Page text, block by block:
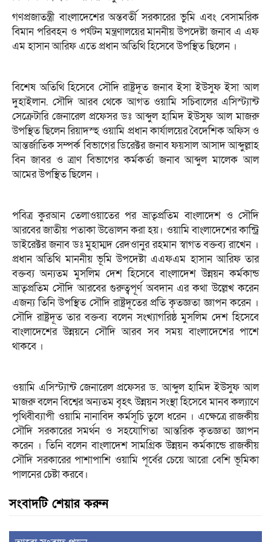
গণপ্রজাতন্ত্রী বাংলাদেশের অন্তবর্তী সরকারের ভুমি এবং বেসামরিক
বিমান পরিবহন ও পর্যটন মন্ত্রণালয়ের মাননীয় উপদেষ্টা জনাব এ এফ
এম হাসান আরিফ এতে প্রধান অতিথি হিসেবে উপস্থিত ছিলেন ।
বিশেষ অতিথি হিসেবে সৌদি রাষ্ট্রদূত জনাব ইসা ইউসুফ ইসা আল
দুহাইলান. সৌদি আরব থেকে আগত ওয়ামি সচিবালের এসিস্ট্যান্ট
সেক্রেটারি জেনারেল প্রফেসর ডঃ আব্দুল হামিদ ইউসুফ আল মাজরু
উপস্থিত ছিলেন রিয়াদস্হ ওয়ামি প্রধান কার্যালয়ের বৈদেশিক অফিস ও
আন্তর্জাতিক সম্পর্ক বিভাগের ডিরেক্টর জনাব ফয়সাল আসাদ আব্দুল্লাহ
বিন জাবর ও ত্রাণ বিভাগের কর্মকর্তা জনাব আব্দুল মালেক আল
আমের উপস্থিত ছিলেন ।
পবিত্র কুরআন তেলাওয়াতের পর ভ্রাতৃপ্রতিম বাংলাদেশ ও সৌদি
আরবের জাতীয় পতাকা উত্তোলন করা হয়। ওয়ামি বাংলাদেশের কান্ট্রি
ডাইরেক্টর জনাব ডঃ মুহাম্মদ রেদওানুর রহমান স্বাগত বক্তব্য রাখেন ।
প্রধান অতিথি মাননীয় ভূমি উপদেষ্টা এএফএম হাসান আরিফ তার
বক্তব্য অন্যতম মুসলিম দেশ হিসেবে বাংলাদেশ উন্নয়ন কর্মকান্ড
ভ্রাতৃপ্রতিম সৌদি আরবের গুরুত্বপূর্ণ অবদান এর কথা উল্লেখ করেন
এজন্য তিনি উপস্থিত সৌদি রাষ্ট্রদূতের প্রতি কৃতজ্ঞতা জ্ঞাপন করেন ।
সৌদি রাষ্ট্রদূত তার বক্তব্য বলেন সংখ্যাগরিষ্ঠ মুসলিম দেশ হিসেবে
বাংলাদেশের উন্নয়নে সৌদি আরব সব সময় বাংলাদেশের পাশে
থাকবে ।
ওয়ামি এসিস্ট্যান্ট জেনারেল প্রফেসর ড. আব্দুল হামিদ ইউসুফ আল
মাজরু বলেন বিশ্বের অন্যতম বৃহৎ উন্নয়ন সংস্থা হিসেবে মানব কল্যাণে
পৃথিবীব্যাপী ওয়ামি নানাবিদ কর্মসূচি তুলে ধরেন । এক্ষেত্রে রাজকীয়
সৌদি সরকারের সমর্থন ও সহযোগিতা আন্তরিক কৃতজ্ঞতা জ্ঞাপন
করেন । তিনি বলেন বাংলাদেশ সামগ্রিক উন্নয়ন কর্মকান্ডে রাজকীয়
সৌদি সরকারের পাশাপাশি ওয়ামি পূর্বের চেয়ে আরো বেশি ভূমিকা
পালনের চেষ্টা করবে।
সংবাদটি শেয়ার করুন